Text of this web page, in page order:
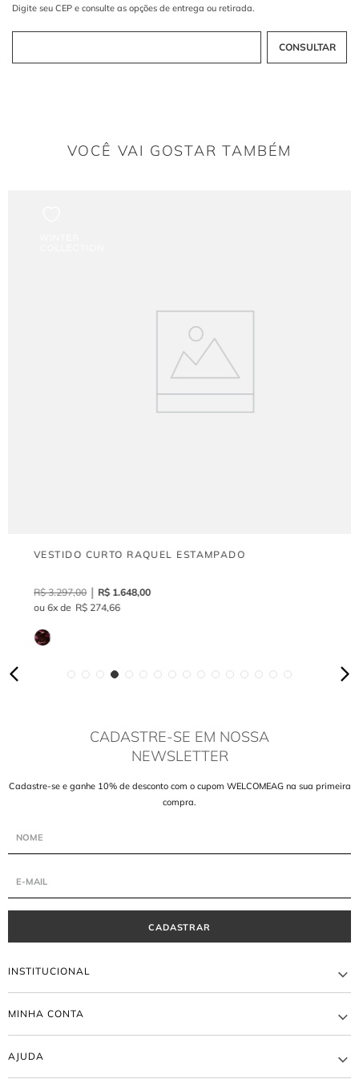
e moderno ao design.
Por que o decote quadrado é destaque?
Ele valoriza o colo de forma geométrica e elegante, proporcionando ótima
VOCÊ VAI GOSTAR TAMBÉM
VESTIDO CURTO RAQUEL ESTAMPADO
297,00 R$ 1 648 ,00
R$ 274,66
CADASTRE-SE EM NOSSA
NEWSLETTER
Cadastre-se e ganhe 10% de desconto com o cupom WELCOMEAG na sua primeira
compra.
CADASTRAR
INSTITUCIONAL
LOJAS
ATACADO
BLOG AGILITÁ
MINHA CONTA
MINHA CONTA
TROCA E DEVOLUÇÃO
AJUDA